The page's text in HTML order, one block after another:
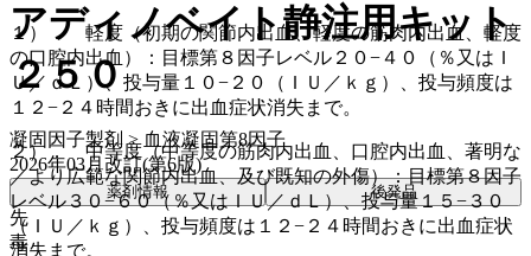
１）． 軽度（初期の関節内出血、軽度の筋肉内出血、軽度
の口腔内出血）：目標第８因子レベル２０−４０（％又はＩ
Ｕ／ｄＬ）、投与量１０−２０（ＩＵ／ｋｇ）、投与頻度は
１２−２４時間おきに出血症状消失まで。
２）． 中等度（中等度の筋肉内出血、口腔内出血、著明な
／より広範な関節内出血、及び既知の外傷）：目標第８因子
レベル３０−６０（％又はＩＵ／ｄＬ）、投与量１５−３０
（ＩＵ／ｋｇ）、投与頻度は１２−２４時間おきに出血症状
消失まで。
アディノベイト静注用キット
２５０
凝固因子製剤 > 血液凝固第8因子
2026年03月改訂(第6版)
薬剤情報 後発品
先
毒